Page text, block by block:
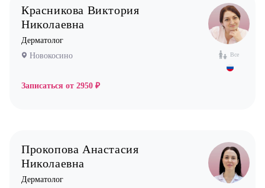
Все
Красникова Виктория
Николаевна
Дерматолог
Новокосино
Записаться от 2950 ₽
Прокопова Анастасия
Николаевна
Дерматолог